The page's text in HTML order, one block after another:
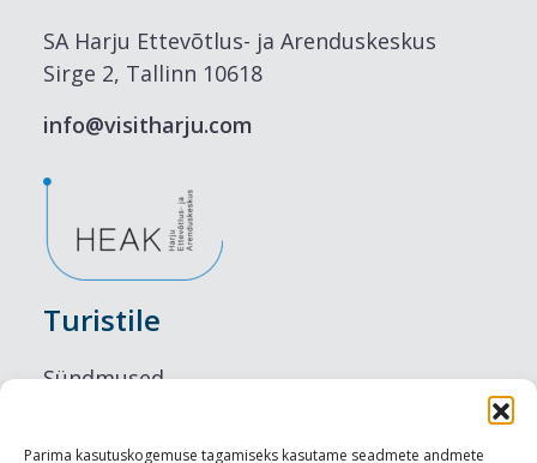
Parima kasutuskogemuse tagamiseks kasutame seadmete andmete
SA Harju Ettevõtlus- ja Arenduskeskus
Sirge 2, Tallinn 10618
info@visitharju.com
Turistile
Sündmused